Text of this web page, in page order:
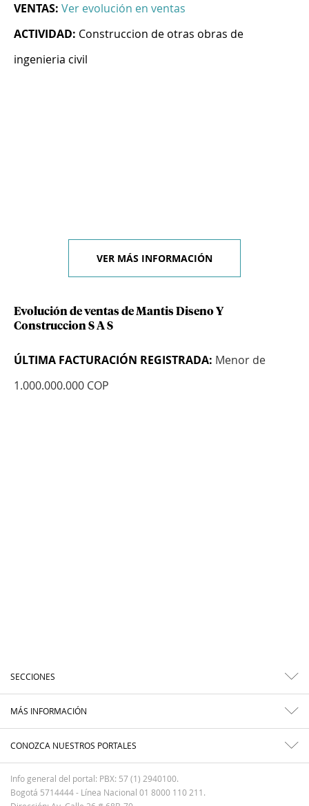
VENTAS: Ver evolución en ventas
ACTIVIDAD: Construccion de otras obras de
ingenieria civil
VER MÁS INFORMACIÓN
Evolución de ventas de Mantis Diseno Y
Construccion S A S
ÚLTIMA FACTURACIÓN REGISTRADA: Menor de
1.000.000.000 COP
SECCIONES
MÁS INFORMACIÓN
CONOZCA NUESTROS PORTALES
Info general del portal: PBX: 57 (1) 2940100.
Bogotá 5714444 - Línea Nacional 01 8000 110 211.